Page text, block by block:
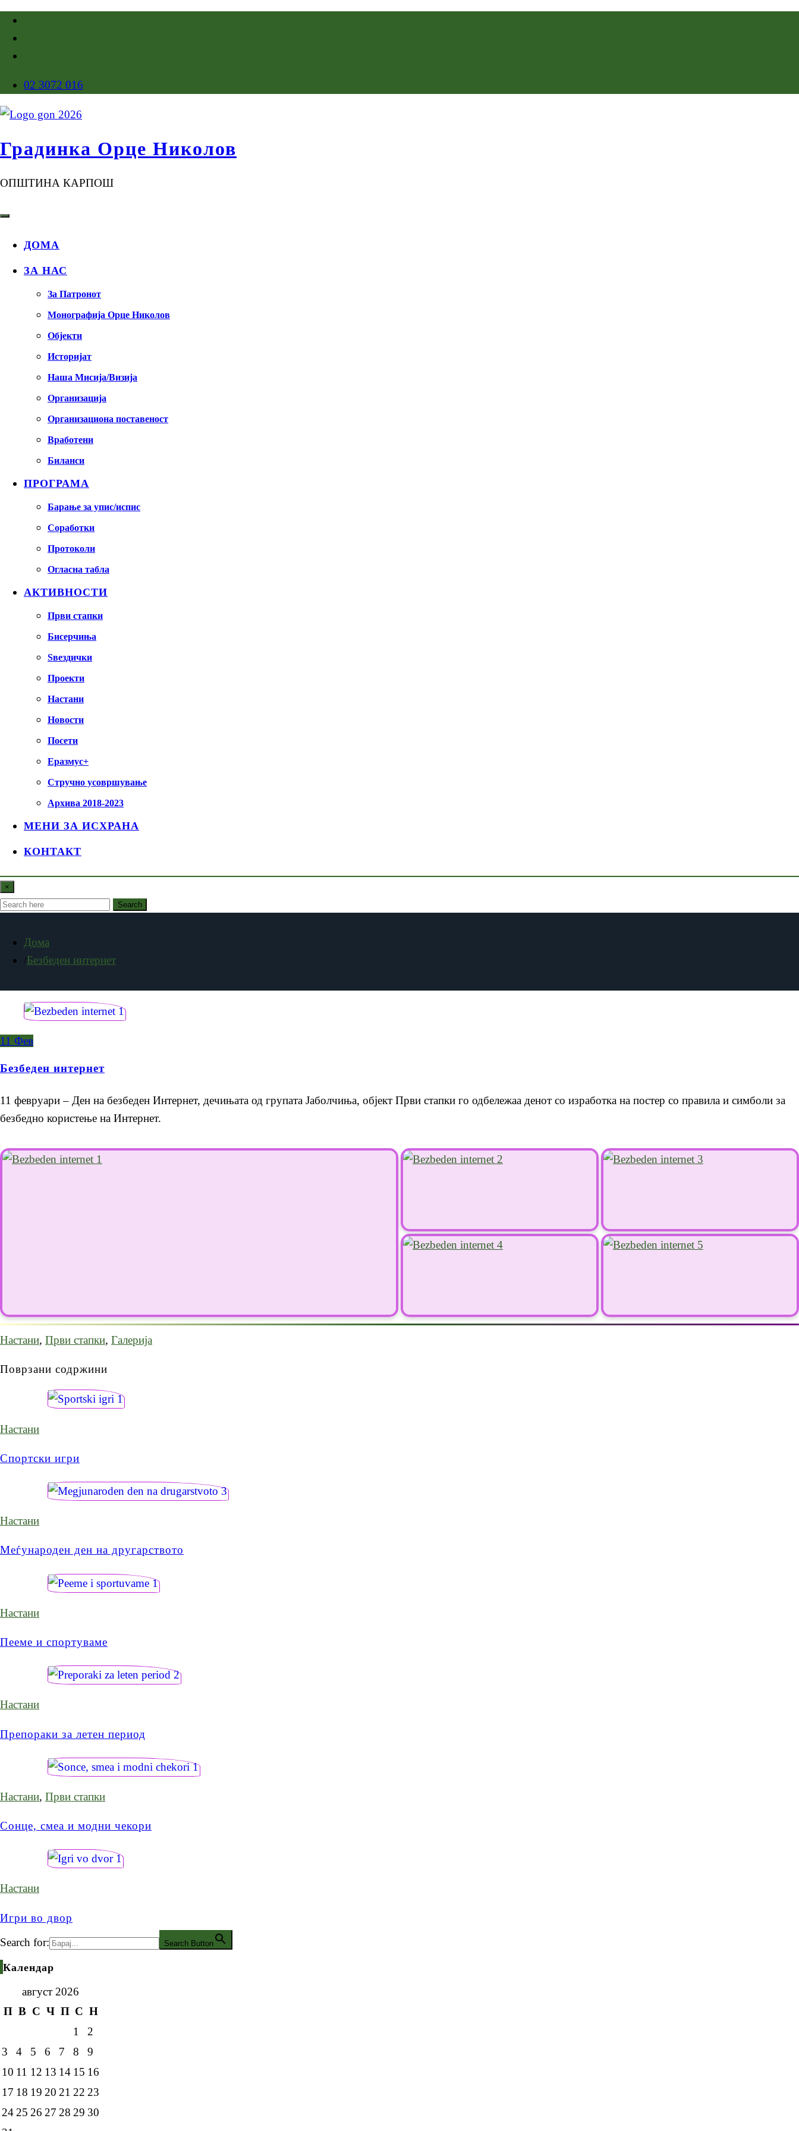
02 3072 016
Градинка Орце Николов
ОПШТИНА КАРПОШ
ДОМА
ЗА НАС
За Патронот
Монографија Орце Николов
Објекти
Историјат
Наша Мисија/Визија
Организација
Организациона поставеност
Вработени
Биланси
ПРОГРАМА
Барање за упис/испис
Соработки
Протоколи
Огласна табла
АКТИВНОСТИ
Први стапки
Бисерчиња
Ѕвездички
Проекти
Настани
Новости
Посети
Еразмус+
Стручно усовршување
Архива 2018-2023
МЕНИ ЗА ИСХРАНА
КОНТАКТ
×
Search
Дома
Безбеден интернет
11 Фев
Безбеден интернет
11 февруари – Ден на безбеден Интернет, дечињата од групата Јаболчиња, објект Први стапки го одбележаа денот со изработка на постер со правила и симболи за
безбедно користење на Интернет.
Настани, Први стапки, Галерија
Поврзани содржини
Настани
Спортски игри
Настани
Меѓународен ден на другарството
Настани
Пееме и спортуваме
Настани
Препораки за летен период
Настани, Први стапки
Сонце, смеа и модни чекори
Настани
Игри во двор
Search for:
Search Button
Календар
август 2026
П В С Ч П С Н
1
2
3
4 5 6 7 8
9
10 11 12 13 14 15 16
17 18 19 20 21 22 23
24 25 26 27 28 29 30